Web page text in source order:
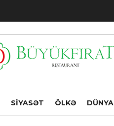
SIYASƏT ÖLKƏ DÜNYA